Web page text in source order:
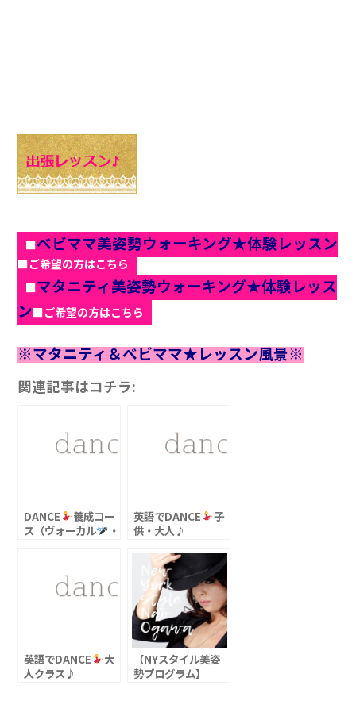
■べビママ美姿勢ウォーキング★体験レッスン
■ご希望の方はこちら
■マタニティ美姿勢ウォーキング★体験レッス
ン■ご希望の方はこちら
※マタニティ＆べビママ★レッスン風景※
関連記事はコチラ:
DANCE
養成コー
ス（ヴォーカル
・
英語でDANCE
子
供・大人♪
英語でDANCE
大
人クラス♪
【NYスタイル美姿
勢プログラム】